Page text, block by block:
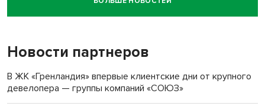
Новосибирский суд наказал водителя за смерть
пенсионерки на вокзале
Новости партнеров
В ЖК «Гренландия» впервые клиентские дни от крупного
девелопера — группы компаний «СОЮЗ»